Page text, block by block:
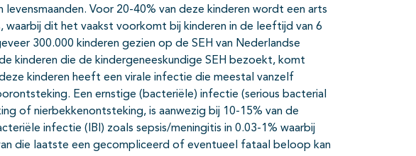
Voor 20-40% van deze kinderen wordt een arts
dit het vaakst voorkomt bij kinderen in de leeftijd van 6
300.000 kinderen gezien op de SEH van Nederlandse
kinderen die de kindergeneeskundige SEH bezoekt, komt
kinderen heeft een virale infectie die meestal vanzelf
Een ernstige (bacteriële) infectie (serious bacterial
of nierbekkenontsteking, is aanwezig bij 10-15% van de
infectie (IBI) zoals sepsis/meningitis in 0.03-1% waarbij
die laatste een gecompliceerd of eventueel fataal beloop kan